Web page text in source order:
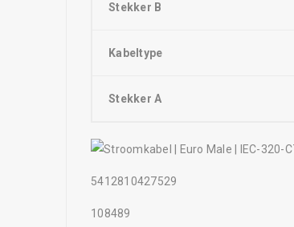
Stekker B
Kabeltype
Stekker A
5412810427529
108489